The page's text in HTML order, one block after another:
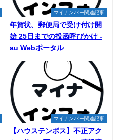
マイナンバー関連記事
年賀状、郵便局で受け付け開
始 25日までの投函呼びかけ -
au Webポータル
マイナンバー関連記事
【ハウステンボス】不正アク